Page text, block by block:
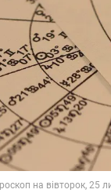
на вівторок, 25